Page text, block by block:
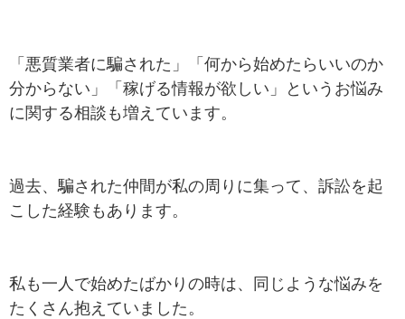
「悪質業者に騙された」「何から始めたらいいのか
分からない」「稼げる情報が欲しい」というお悩み
に関する相談も増えています。
過去、騙された仲間が私の周りに集って、訴訟を起
こした経験もあります。
私も一人で始めたばかりの時は、同じような悩みを
たくさん抱えていました。